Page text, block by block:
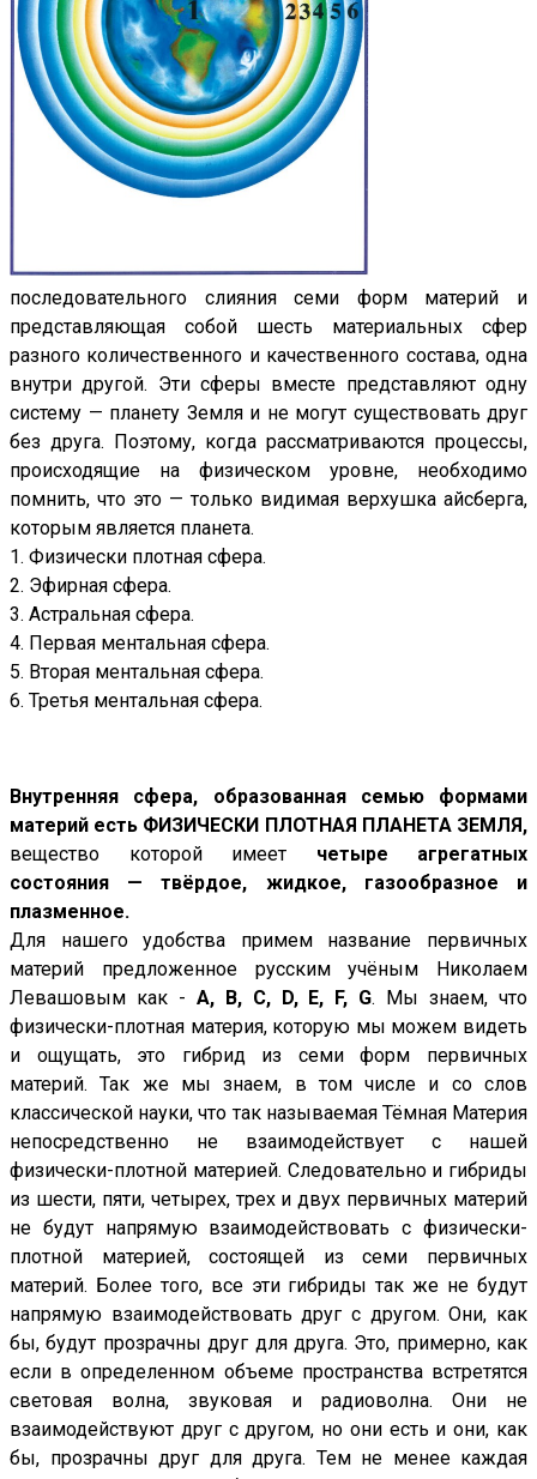
последовательного слияния семи форм материй и
представляющая собой шесть материальных сфер
разного количественного и качественного состава, одна
внутри другой. Эти сферы вместе представляют одну
систему — планету Земля и не могут существовать друг
без друга. Поэтому, когда рассматриваются процессы,
происходящие на физическом уровне, необходимо
помнить, что это — только видимая верхушка айсберга,
которым является планета.
1. Физически плотная сфера.
2. Эфирная сфера.
3. Астральная сфера.
4. Первая ментальная сфера.
5. Вторая ментальная сфера.
6. Третья ментальная сфера.
Внутренняя сфера, образованная семью формами
материй есть ФИЗИЧЕСКИ ПЛОТНАЯ ПЛАНЕТА ЗЕМЛЯ,
вещество которой имеет четыре агрегатных
состояния — твёрдое, жидкое, газообразное и
плазменное.
Для нашего удобства примем название первичных
материй предложенное русским учёным Николаем
Левашовым как - А, В, С, D, Е, F, G. Мы знаем, что
физически-плотная материя, которую мы можем видеть
и ощущать, это гибрид из семи форм первичных
материй. Так же мы знаем, в том числе и со слов
классической науки, что так называемая Тёмная Материя
непосредственно не взаимодействует с нашей
физически-плотной материей. Следовательно и гибриды
из шести, пяти, четырех, трех и двух первичных материй
не будут напрямую взаимодействовать с физически-
плотной материей, состоящей из семи первичных
материй. Более того, все эти гибриды так же не будут
напрямую взаимодействовать друг с другом. Они, как
бы, будут прозрачны друг для друга. Это, примерно, как
если в определенном объеме пространства встретятся
световая волна, звуковая и радиоволна. Они не
взаимодействуют друг с другом, но они есть и они, как
бы, прозрачны друг для друга. Тем не менее каждая